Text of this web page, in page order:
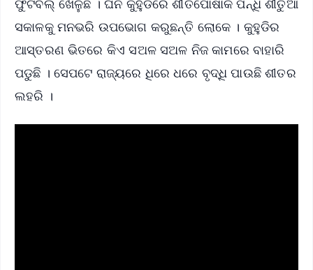
ଫୁଟବଲ୍ ଖେଳୁଛି । ଘନ କୁହୁଡିରେ ଶୀତପୋଷାକ ପିନ୍ଧି ଶୀତୁଆ
ସକାଳକୁ ମନଭରି ଉପଭୋଗ କରୁଛନ୍ତି ଲୋକେ । କୁହୁଡିର
ଆସ୍ତରଣ ଭିତରେ କିଏ ସଅଳ ସଅଳ ନିଜ କାମରେ ବାହାରି
ପଡୁଛି । ସେପଟେ ରାଜ୍ୟରେ ଧିରେ ଧରେ ବୃଦ୍ଧି ପାଉଛି ଶୀତର
ଲହରି ।